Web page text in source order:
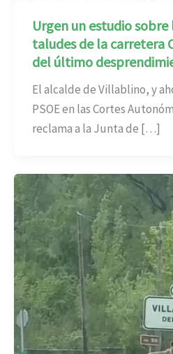
Urgen un estudio
taludes de la carretera
del último
El alcalde de Villablino, y
PSOE en las Cortes
reclama a la Junta de […]